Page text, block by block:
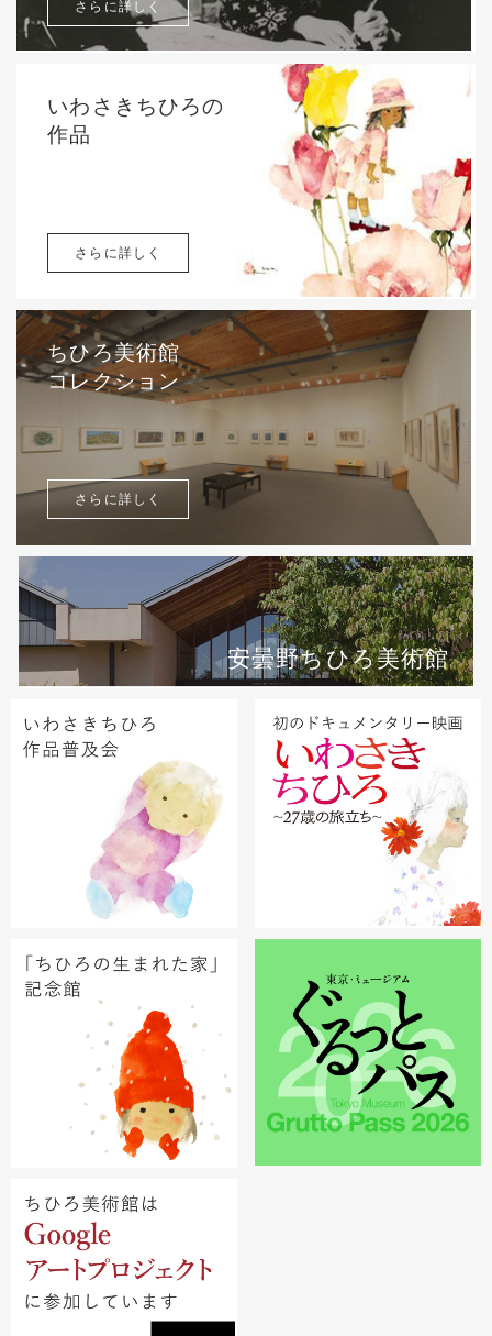
さらに詳しく
いわさきちひろの
作品
さらに詳しく
ちひろ美術館
コレクション
さらに詳しく
安曇野ちひろ美術館